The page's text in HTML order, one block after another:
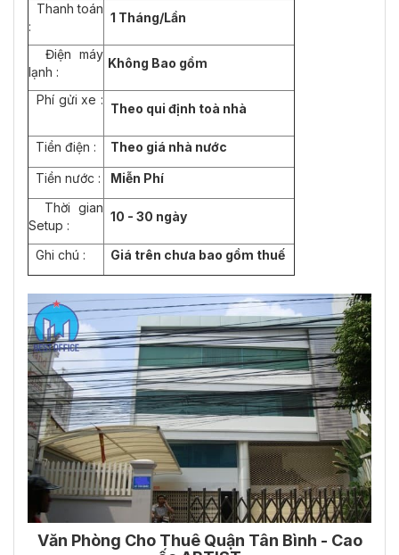
Thanh toán
:
1 Tháng/Lần
Điện máy
lạnh :
Không Bao gồm
Phí gửi xe :
Theo qui định toà nhà
Tiền điện : Theo giá nhà nước
Tiền nước :
Miễn Phí
Thời gian
Setup :
10 - 30 ngày
Ghi chú : Giá trên chưa bao gồm thuế
Văn Phòng Cho Thuê Quận Tân Bình - Cao